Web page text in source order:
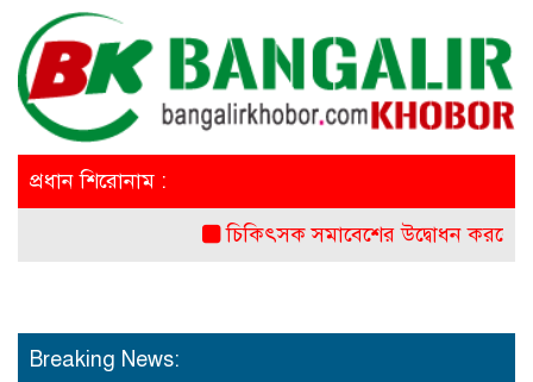
প্রধান শিরোনাম :
চিকিৎসক সমাবেশের উদ্বোধন করলেন
Breaking News: